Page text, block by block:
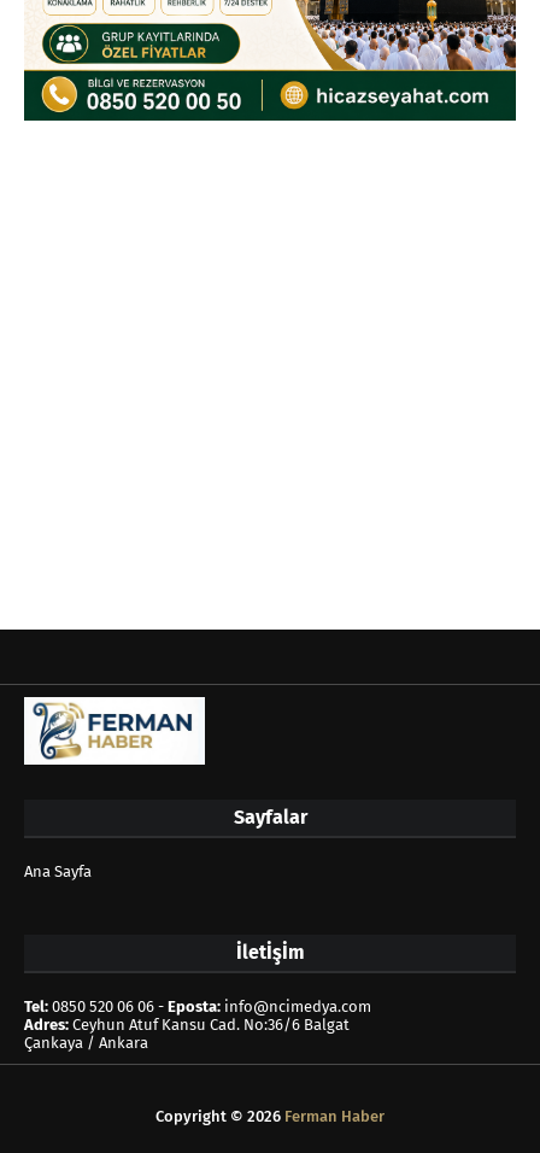
Sayfalar
Ana Sayfa
İletİşİm
Tel: 0850 520 06 06 - Eposta: info@ncimedya.com
Adres: Ceyhun Atuf Kansu Cad. No:36/6 Balgat
Çankaya / Ankara
Copyright © 2026 Ferman Haber